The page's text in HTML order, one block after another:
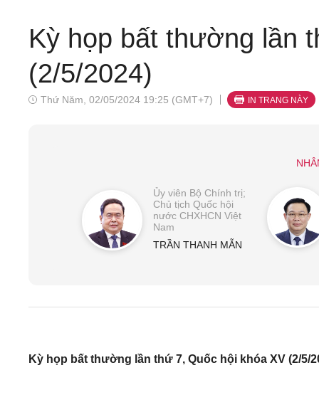
Kỳ họp bất thường lần
(2/5/2024)
Thứ Năm, 02/05/2024 19:25 (GMT+7) IN TRANG NÀY
Ủy viên Bộ Chính trị;
Chủ tịch Quốc hội
nước CHXHCN Việt
Nam
TRẦN THANH MẪN
Kỳ họp bất thường lần thứ 7, Quốc hội khóa XV (2/5/